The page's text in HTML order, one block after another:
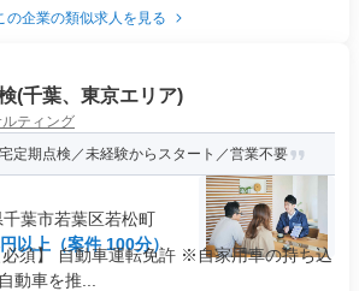
の企業の類似求人を見る
(千葉、東京エリア)
ティング
定期点検／未経験からスタート／営業不要
葉市若葉区若松町
以上（案件 100分）
須】 自動車運転免許 ※自家用車の持ち込
動車を推...